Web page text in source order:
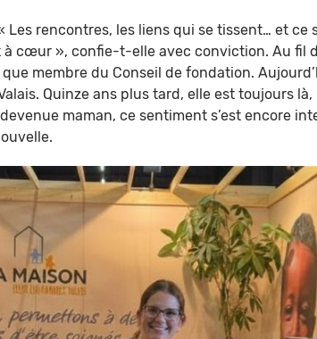
rencontres, les liens qui se tissent… et ce
cœur », confie-t-elle avec conviction. Au fil
membre du Conseil de fondation.
Quinze ans plus tard, elle est toujours
maman, ce sentiment s’est encore